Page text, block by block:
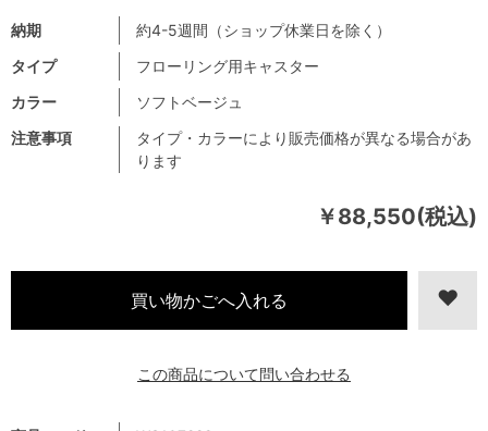
￥88,550(税込)
注意事項
タイプ・カラーにより販売価格が異なる場合があ
ります
納期
約4-5週間（ショップ休業日を除く）
タイプ
フローリング用キャスター
カラー
ソフトベージュ
この商品について問い合わせる